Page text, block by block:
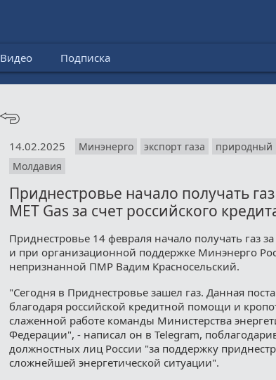
Видео Подписка
14.02.2025 Минэнерго экспорт газа природный
Молдавия
Приднестровье начало получать
MET Gas за счет российского
Приднестровье 14 февраля начало получать газ
и при организационной поддержке Минэнерго
непризнанной ПМР Вадим Красносельский.
"Сегодня в Приднестровье зашел газ. Данная
благодаря российской кредитной помощи и
слаженной работе команды Министерства
Федерации", - написал он в Telegram,
должностных лиц России "за поддержку
сложнейшей энергетической ситуации".